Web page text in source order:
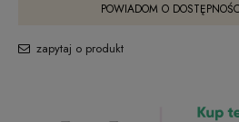
POWIADOM O
zapytaj o produkt